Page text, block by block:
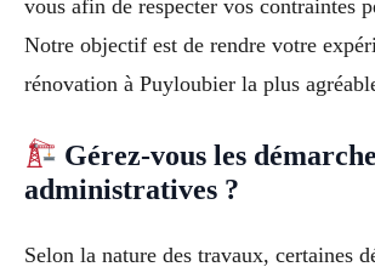
vous afin de respecter vos contraintes
Notre objectif est de rendre votre
rénovation à Puyloubier la plus
Gérez-vous les
administratives ?
Selon la nature des travaux, certaines